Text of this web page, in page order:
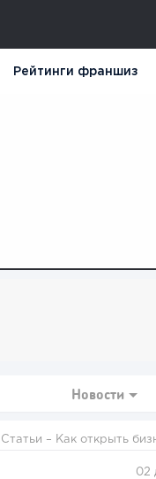
Рейтинги франшиз
Новости
Статьи – Как открыть
02